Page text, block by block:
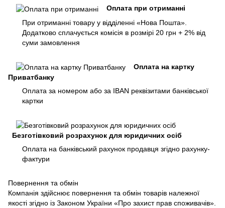
Оплата при отриманні
При отриманні товару у відділенні «Нова Пошта».
Додатково сплачується комісія в розмірі 20 грн + 2% від
суми замовлення
Оплата на картку
Приватбанку
Оплата за номером або за IBAN реквізитами банківської
картки
Безготівковий розрахунок для юридичних осіб
Оплата на банківський рахунок продавця згідно рахунку-
фактури
Повернення та обмін
Компанія здійснює повернення та обмін товарів належної
якості згідно із Законом України «Про захист прав споживачів».